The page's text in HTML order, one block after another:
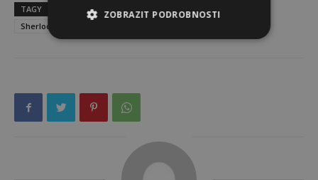
TAGY Arthur Conan Doyle detektiv
příběh
Sherlock Holmes
ZOBRAZIT PODROBNOSTI